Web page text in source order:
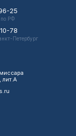
25
по РФ
78
Петербург
лит.А